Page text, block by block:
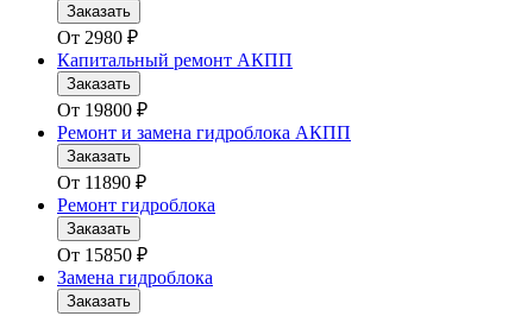
Заказать
От 2980 ₽
Капитальный ремонт АКПП
Заказать
От 19800 ₽
Ремонт и замена гидроблока АКПП
Заказать
От 11890 ₽
Ремонт гидроблока
Заказать
От 15850 ₽
Замена гидроблока
Заказать